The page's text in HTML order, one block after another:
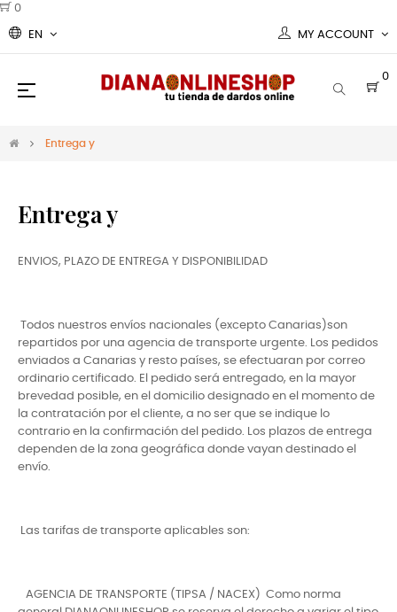
0
EN MY ACCOUNT
0
Toggle
☰
Entrega y
Entrega y
ENVIOS, PLAZO DE ENTREGA Y DISPONIBILIDAD
Todos nuestros envíos nacionales (excepto Canarias)son
repartidos por una agencia de transporte urgente. Los pedidos
enviados a Canarias y resto países, se efectuaran por correo
ordinario certificado. El pedido será entregado, en la mayor
brevedad posible, en el domicilio designado en el momento de
la contratación por el cliente, a no ser que se indique lo
contrario en la confirmación del pedido. Los plazos de entrega
dependen de la zona geográfica donde vayan destinado el
envío.
Las tarifas de transporte aplicables son:
AGENCIA DE TRANSPORTE (TIPSA / NACEX) Como norma